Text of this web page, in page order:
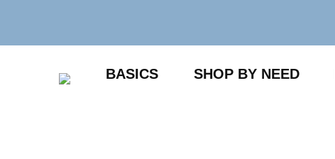
springen
BASICS SHOP BY NEED